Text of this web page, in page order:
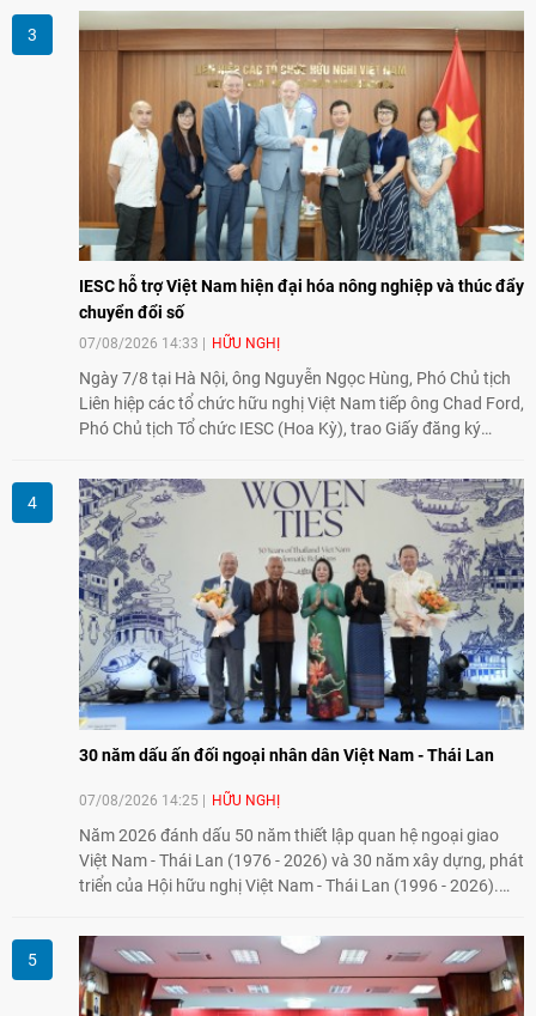
nghệ, đổi mới sáng tạo và chuyển đổi số trở thành động lực
phát triển đất nước.
IESC hỗ trợ Việt Nam hiện đại hóa nông nghiệp và thúc đẩy
chuyển đổi số
07/08/2026 14:33 HỮU NGHỊ
Ngày 7/8 tại Hà Nội, ông Nguyễn Ngọc Hùng, Phó Chủ tịch
Liên hiệp các tổ chức hữu nghị Việt Nam tiếp ông Chad Ford,
Phó Chủ tịch Tổ chức IESC (Hoa Kỳ), trao Giấy đăng ký
đổi về định hướng triển khai Dự án "Mở rộng Thương mại
Nông nghiệp và An toàn thực phẩm Hoa Kỳ - Việt Nam",
hướng tới thúc đẩy chuyển đổi số, hiện đại hóa nông nghiệp
và mở rộng hợp tác phát triển giữa hai nước.
30 năm dấu ấn đối ngoại nhân dân Việt Nam - Thái Lan
07/08/2026 14:25 HỮU NGHỊ
Năm 2026 đánh dấu 50 năm thiết lập quan hệ ngoại giao
Việt Nam - Thái Lan (1976 - 2026) và 30 năm xây dựng, phát
triển của Hội hữu nghị Việt Nam - Thái Lan (1996 - 2026).
tình hữu nghị, đồng thời từng bước mở rộng hoạt động từ
giao lưu truyền thống sang kết nối địa phương, doanh
nghiệp, giáo dục, văn hóa và thế hệ trẻ, góp phần tăng
cường sự hiểu biết và hợp tác giữa nhân dân hai nước.